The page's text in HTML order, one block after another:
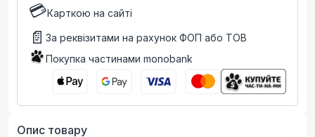
💳Карткою на сайті
📄 За реквізитами на рахунок ФОП або ТОВ
Покупка частинами monobank
Опис товару